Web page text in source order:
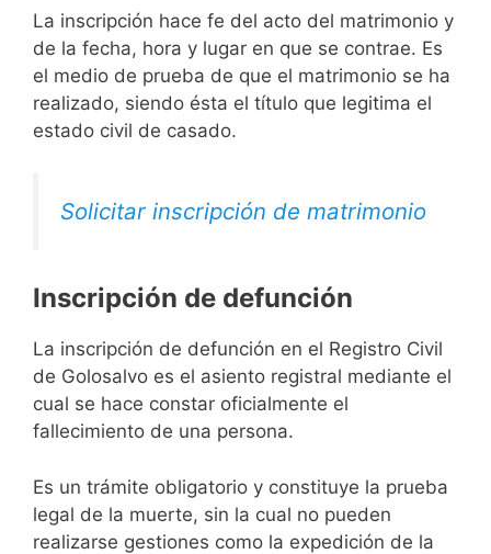
La inscripción hace fe del acto del matrimonio y
de la fecha, hora y lugar en que se contrae. Es
el medio de prueba de que el matrimonio se ha
realizado, siendo ésta el título que legitima el
estado civil de casado.
Solicitar inscripción de matrimonio
Inscripción de defunción
La inscripción de defunción en el Registro Civil
de Golosalvo es el asiento registral mediante el
cual se hace constar oficialmente el
fallecimiento de una persona.
Es un trámite obligatorio y constituye la prueba
legal de la muerte, sin la cual no pueden
realizarse gestiones como la expedición de la